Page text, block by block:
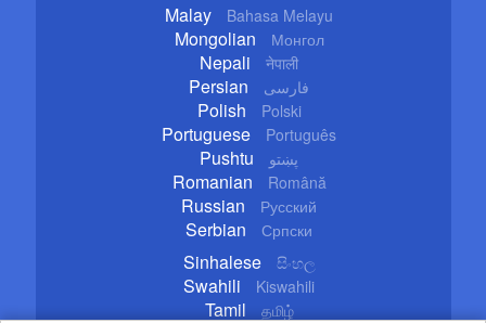
Malay Bahasa Melayu
Mongolian Монгол
Nepali नेपाली
Persian فارسی
Polish Polski
Portuguese Português
Pushtu پښتو
Romanian Română
Russian Русский
Serbian Српски
Sinhalese සිංහල
Swahili Kiswahili
Tamil தமிழ்